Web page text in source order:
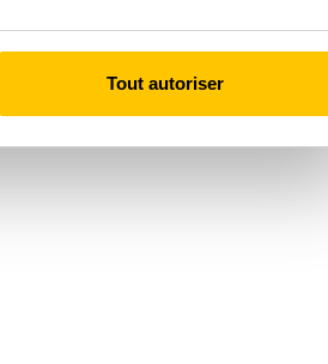
Tout autoriser